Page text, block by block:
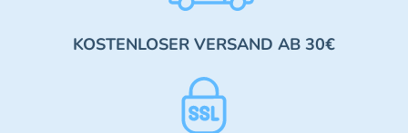
KOSTENLOSER VERSAND AB 30€